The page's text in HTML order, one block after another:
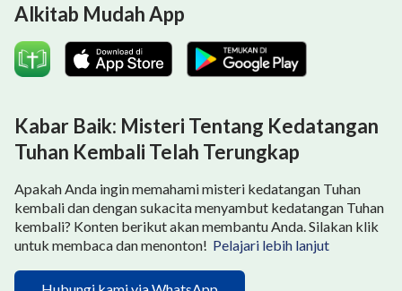
Alkitab Mudah App
Kabar Baik: Misteri Tentang Kedatangan
Tuhan Kembali Telah Terungkap
Apakah Anda ingin memahami misteri kedatangan Tuhan
kembali dan dengan sukacita menyambut kedatangan Tuhan
kembali? Konten berikut akan membantu Anda. Silakan klik
untuk membaca dan menonton! Pelajari lebih lanjut